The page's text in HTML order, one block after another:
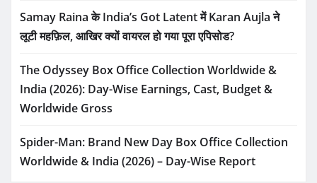
Samay Raina के India’s Got Latent में Karan Aujla ने
लूटी महफ़िल, आखिर क्यों वायरल हो गया पूरा एपिसोड?
The Odyssey Box Office Collection Worldwide &
India (2026): Day-Wise Earnings, Cast, Budget &
Worldwide Gross
Spider-Man: Brand New Day Box Office Collection
Worldwide & India (2026) – Day-Wise Report